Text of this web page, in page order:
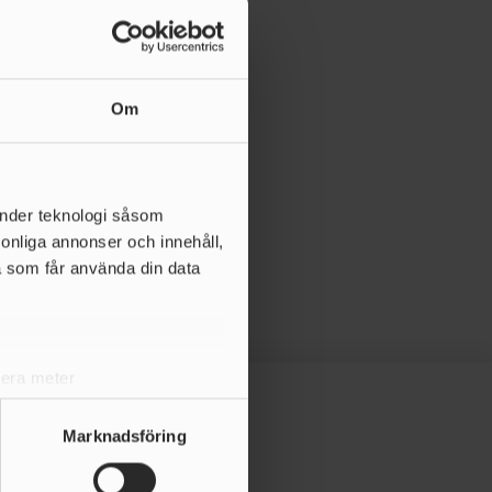
Om
teknologi såsom
annonser och innehåll,
får använda din data
meter
. Du kan ändra
Marknadsföring